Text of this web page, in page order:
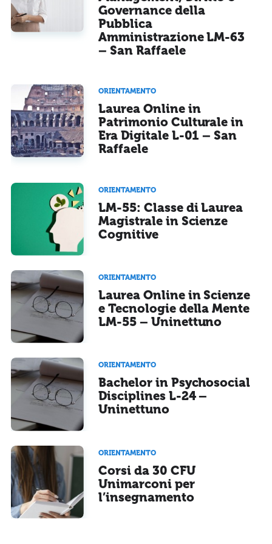
Governance della
Pubblica
Amministrazione LM-63
– San Raffaele
ORIENTAMENTO
Laurea Online in
Patrimonio Culturale in
Era Digitale L-01 – San
Raffaele
ORIENTAMENTO
LM-55: Classe di Laurea
Magistrale in Scienze
Cognitive
ORIENTAMENTO
Laurea Online in Scienze
e Tecnologie della Mente
LM-55 – Uninettuno
ORIENTAMENTO
Bachelor in Psychosocial
Disciplines L-24 –
Uninettuno
ORIENTAMENTO
Corsi da 30 CFU
Unimarconi per
l’insegnamento